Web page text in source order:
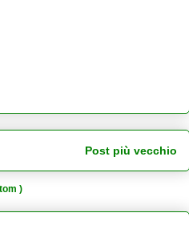
Post più vecchio
)